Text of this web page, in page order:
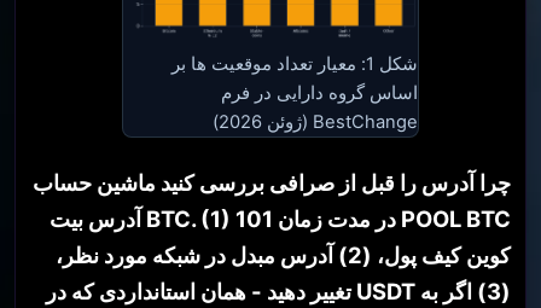
شکل 1: معیار تعداد موقعیت ها بر
اساس گروه دارایی در فرم
BestChange (ژوئن 2026)
چرا آدرس را قبل از صرافی بررسی کنید ماشین حساب
POOL BTC در مدت زمان 101 BTC. (1) آدرس بیت
کوین کیف پول، (2) آدرس مبدل در شبکه مورد نظر،
(3) اگر به USDT تغییر دهید - همان استانداردی که در